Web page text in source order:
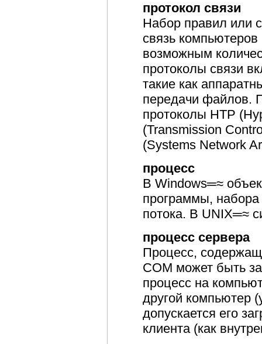
протокол связи
Набор правил или
связь
возможным
протоколы связи
такие как
передачи файлов.
протоколы HTP
(Transmission
(Systems Network
процесс
В Windows═≈
программы, набора
потока. В UNIX═≈
процесс сервера
Процесс,
COM может быть
процесс на
другой компьютер
допускается его
клиента (как